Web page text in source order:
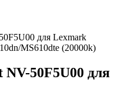
для Lexmark
MS610dte (20000k)
50F5U00 для